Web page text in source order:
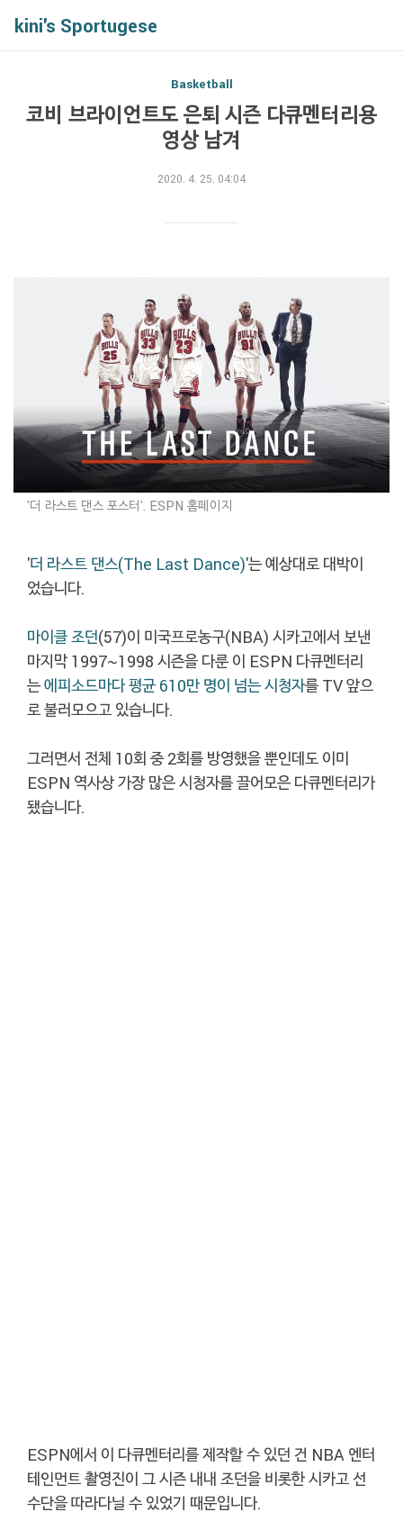
kini's Sportugese
Basketball
코비 브라이언트도 은퇴 시즌 다큐멘터리용
영상 남겨
2020. 4. 25. 04:04
'더 라스트 댄스 포스터'. ESPN 홈페이지
'더 라스트 댄스(The Last Dance)'는 예상대로 대박이
었습니다.
마이클 조던(57)이 미국프로농구(NBA) 시카고에서 보낸
마지막 1997~1998 시즌을 다룬 이 ESPN 다큐멘터리
는에피소드마다 평균 610만 명이 넘는 시청자를 TV 앞으
로 불러모으고 있습니다.
그러면서 전체 10회 중 2회를 방영했을 뿐인데도 이미
ESPN 역사상 가장 많은 시청자를 끌어모은 다큐멘터리가
됐습니다.
ESPN에서 이 다큐멘터리를 제작할 수 있던 건 NBA 엔터
테인먼트 촬영진이 그 시즌 내내 조던을 비롯한 시카고 선
수단을 따라다닐 수 있었기 때문입니다.